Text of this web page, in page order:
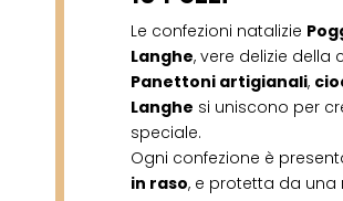
Le confezioni natalizie
Langhe, vere delizie
Panettoni artigianali,
Langhe si uniscono per
speciale.
Ogni confezione è
in raso, e protetta da